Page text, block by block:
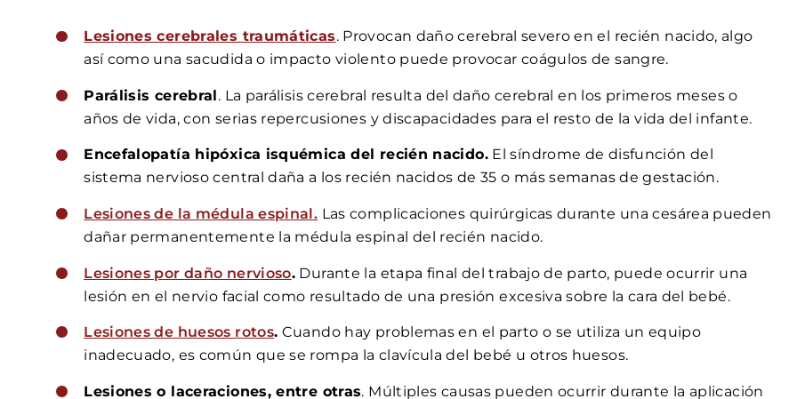
Lesiones cerebrales traumáticas. Provocan daño cerebral severo en el recién nacido, algo
así como una sacudida o impacto violento puede provocar coágulos de sangre.
Parálisis cerebral. La parálisis cerebral resulta del daño cerebral en los primeros meses o
años de vida, con serias repercusiones y discapacidades para el resto de la vida del infante.
Encefalopatía hipóxica isquémica del recién nacido.El síndrome de disfunción del
sistema nervioso central daña a los recién nacidos de 35 o más semanas de gestación.
Lesiones de la médula espinal. Las complicaciones quirúrgicas durante una cesárea pueden
dañar permanentemente la médula espinal del recién nacido.
Lesiones por daño nervioso. Durante la etapa final del trabajo de parto, puede ocurrir una
lesión en el nervio facial como resultado de una presión excesiva sobre la cara del bebé.
Lesiones de huesos rotos. Cuando hay problemas en el parto o se utiliza un equipo
inadecuado, es común que se rompa la clavícula del bebé u otros huesos.
Lesiones o laceraciones, entre otras. Múltiples causas pueden ocurrir durante la aplicación